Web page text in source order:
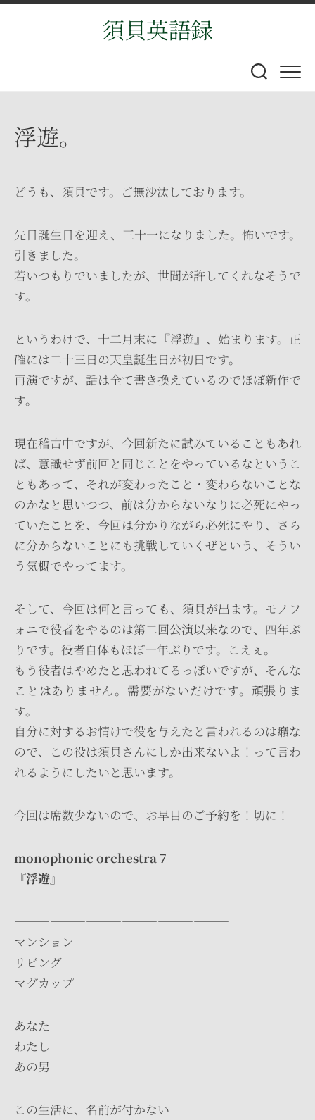
Skip
須貝英語録
浮遊。
どうも、須貝です。ご無沙汰しております。
先日誕生日を迎え、三十一になりました。怖いです。
引きました。
若いつもりでいましたが、世間が許してくれなそうで
す。
というわけで、十二月末に『浮遊』、始まります。正
確には二十三日の天皇誕生日が初日です。
再演ですが、話は全て書き換えているのでほぼ新作で
す。
現在稽古中ですが、今回新たに試みていることもあれ
ば、意識せず前回と同じことをやっているなというこ
ともあって、それが変わったこと・変わらないことな
のかなと思いつつ、前は分からないなりに必死にやっ
ていたことを、今回は分かりながら必死にやり、さら
に分からないことにも挑戦していくぜという、そうい
う気概でやってます。
そして、今回は何と言っても、須貝が出ます。モノフ
ォニで役者をやるのは第二回公演以来なので、四年ぶ
りです。役者自体もほぼ一年ぶりです。こえぇ。
もう役者はやめたと思われてるっぽいですが、そんな
ことはありません。需要がないだけです。頑張りま
す。
自分に対するお情けで役を与えたと言われるのは癪な
ので、この役は須貝さんにしか出来ないよ！って言わ
れるようにしたいと思います。
今回は席数少ないので、お早目のご予約を！切に！
monophonic orchestra 7
『浮遊』
——————————————————-
マンション
リビング
マグカップ
あなた
わたし
あの男
この生活に、名前が付かない